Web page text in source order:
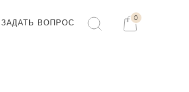
ЗАДАТЬ ВОПРОС
0